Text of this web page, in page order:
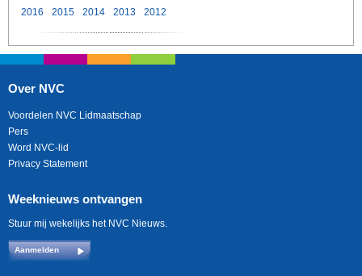
2016
2015 2014 2013 2012
Over NVC
Voordelen NVC Lidmaatschap
Pers
Word NVC-lid
Privacy Statement
Weeknieuws ontvangen
Stuur mij wekelijks het NVC Nieuws.
Aanmelden